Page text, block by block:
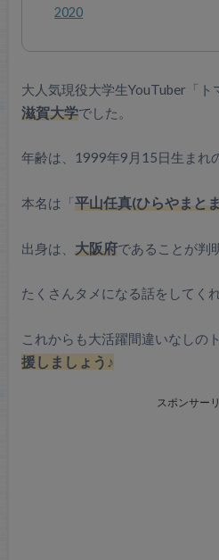
2020
大人気現役大学生YouTuber「ト
滋賀大学でした。
年齢は、1999年9月15日生まれ
本名は「平山任真(ひらやまと
出身は、 大阪府であることが判
たくさんタメになる話をしてく
これからも大活躍間違いなしの
援しましょう♪
スポンサー